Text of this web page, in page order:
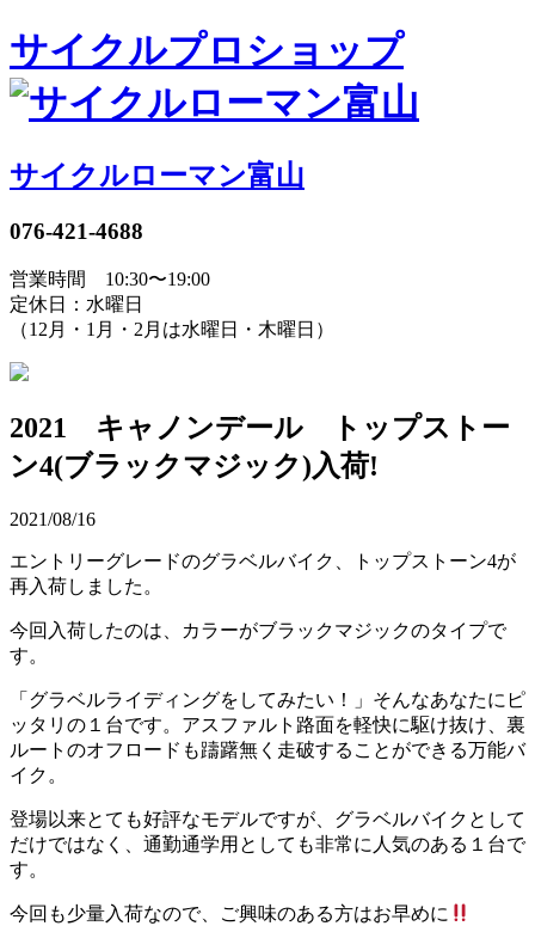
サイクルプロショップ
サイクルローマン富山
076-421-4688
営業時間 10:30〜19:00
定休日：水曜日
（12月・1月・2月は水曜日・木曜日）
2021 キャノンデール トップストー
ン4(ブラックマジック)入荷!
2021/08/16
エントリーグレードのグラベルバイク、トップストーン4が
再入荷しました。
今回入荷したのは、カラーがブラックマジックのタイプで
す。
「グラベルライディングをしてみたい！」そんなあなたにピ
ッタリの１台です。アスファルト路面を軽快に駆け抜け、裏
ルートのオフロードも躊躇無く走破することができる万能バ
イク。
登場以来とても好評なモデルですが、グラベルバイクとして
だけではなく、通勤通学用としても非常に人気のある１台で
す。
今回も少量入荷なので、ご興味のある方はお早めに